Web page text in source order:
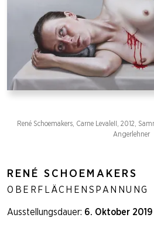
René Schoemakers, Carne LevaleII, 2012,
Angerlehner
RENÉ SCHOEMAKERS
OBERFLÄCHENSPANNUNG
Ausstellungsdauer: 6. Oktober